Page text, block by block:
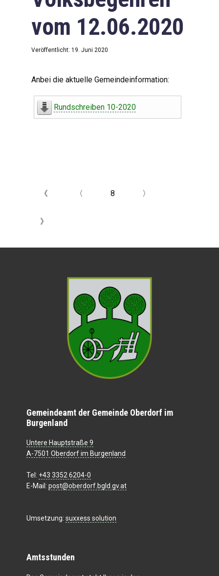
vom 12.06.2020
Veröffentlicht: 19. Juni 2020
Anbei die aktuelle Gemeindeinformation:
Rundschreiben 10-2020
《 〈 8 〉
》
Gemeindeamt der Gemeinde Oberdorf im
Burgenland
Untere Hauptstraße 9
A-7501 Oberdorf im Burgenland
Tel: +43 3352 6204-0
E-Mail: post@oberdorf.bgld.gv.at
Umsetzung: suxxess solution
Amtsstunden